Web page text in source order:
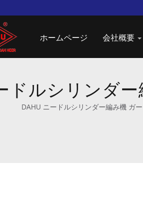
ホームページ 会社概要
ドルシリンダ
DAHU ニードルシリンダー編み機 ガ